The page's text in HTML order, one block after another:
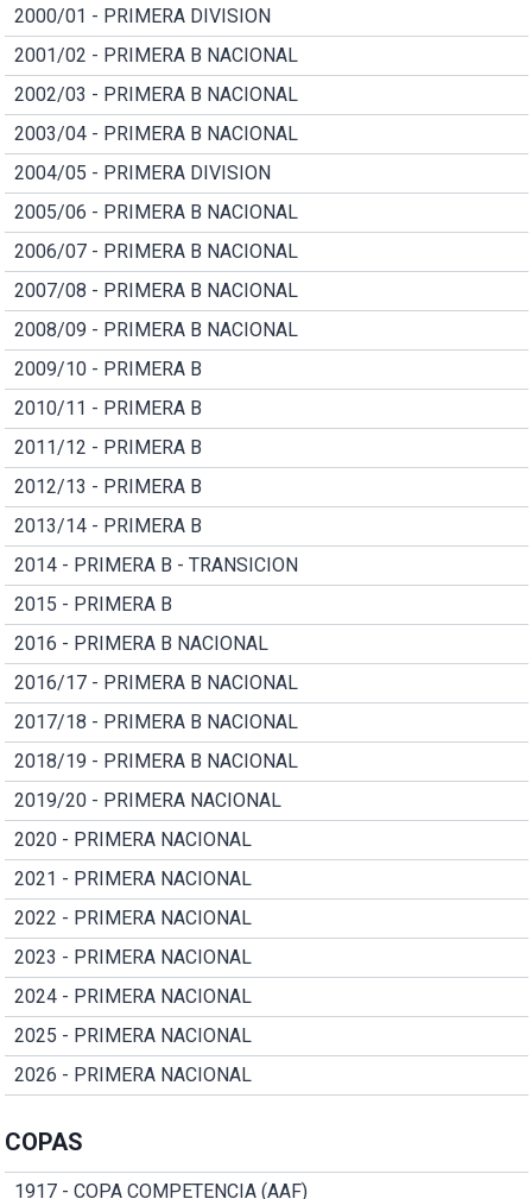
2000/01 - PRIMERA DIVISION
2001/02 - PRIMERA B NACIONAL
2002/03 - PRIMERA B NACIONAL
2003/04 - PRIMERA B NACIONAL
2004/05 - PRIMERA DIVISION
2005/06 - PRIMERA B NACIONAL
2006/07 - PRIMERA B NACIONAL
2007/08 - PRIMERA B NACIONAL
2008/09 - PRIMERA B NACIONAL
2009/10 - PRIMERA B
2010/11 - PRIMERA B
2011/12 - PRIMERA B
2012/13 - PRIMERA B
2013/14 - PRIMERA B
2014 - PRIMERA B - TRANSICION
2015 - PRIMERA B
2016 - PRIMERA B NACIONAL
2016/17 - PRIMERA B NACIONAL
2017/18 - PRIMERA B NACIONAL
2018/19 - PRIMERA B NACIONAL
2019/20 - PRIMERA NACIONAL
2020 - PRIMERA NACIONAL
2021 - PRIMERA NACIONAL
2022 - PRIMERA NACIONAL
2023 - PRIMERA NACIONAL
2024 - PRIMERA NACIONAL
2025 - PRIMERA NACIONAL
2026 - PRIMERA NACIONAL
COPAS
1917 - COPA COMPETENCIA (AAF)